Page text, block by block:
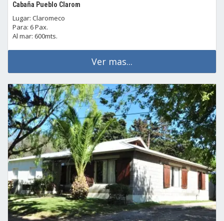
Cabaña Pueblo Clarom
Lugar: Claromeco
Para: 6 Pax.
Al mar: 600mts.
Ver mas...